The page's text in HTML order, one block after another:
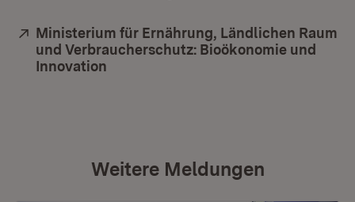
Extern:
Ministerium für Ernährung, Ländlichen Raum
und Verbraucherschutz: Bioökonomie und
Innovation
Weitere Meldungen